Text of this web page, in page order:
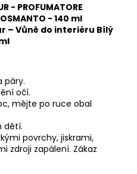
- PROFUMATORE
- 140 ml
– Vůně do interiéru Bílý
páry.
očí.
mějte po ruce obal
dětí.
povrchy, jiskrami,
zdroji zapálení. Zákaz